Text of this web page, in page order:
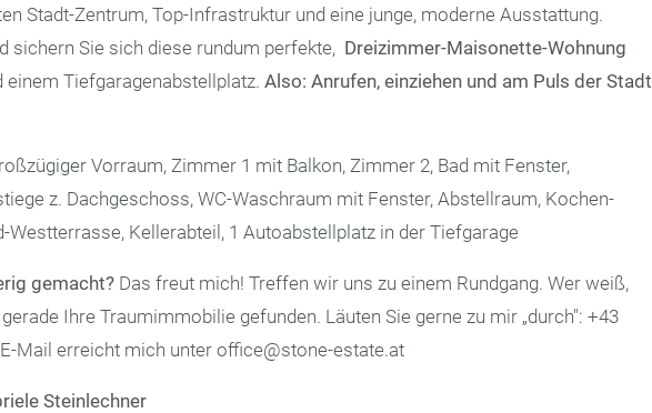
Stadt-Zentrum, Top-Infrastruktur und eine junge, moderne Ausstattung.
sichern Sie sich diese rundum perfekte, Dreizimmer-Maisonette-Wohnung
einem Tiefgaragenabstellplatz. Also: Anrufen, einziehen und am Puls der Stadt
Vorraum, Zimmer 1 mit Balkon, Zimmer 2, Bad mit Fenster,
z. Dachgeschoss, WC-Waschraum mit Fenster, Abstellraum, Kochen-
Westterrasse, Kellerabteil, 1 Autoabstellplatz in der Tiefgarage
gemacht? Das freut mich! Treffen wir uns zu einem Rundgang. Wer weiß,
Ihre Traumimmobilie gefunden. Läuten Sie gerne zu mir „durch": +43
Mail erreicht mich unter office@stone-estate.at
Steinlechner